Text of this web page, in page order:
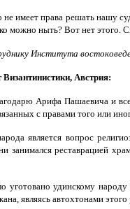
имеет права решать нашу
можно ныть? Вот нет этого.
Института
Австрия:
Арифа Пашаевича и
с правами того или
является вопрос
занимался реставрацией
уготовано удинскому
являясь автохтонами